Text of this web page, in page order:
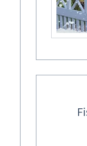
Lebendiger
Ahrenshoop,
Weg zum